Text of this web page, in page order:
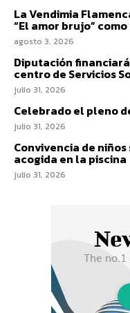
La Vendimia
“El amor brujo”
agosto 3, 2026
Diputación
centro de Servicios
julio 31, 2026
Celebrado el pleno
julio 31, 2026
Convivencia de
acogida en la piscina
julio 31, 2026